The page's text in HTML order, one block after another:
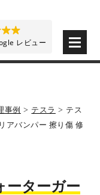
事例 > テスラ > テス
アバンパー 擦り傷 修
ーターガー
レビュー